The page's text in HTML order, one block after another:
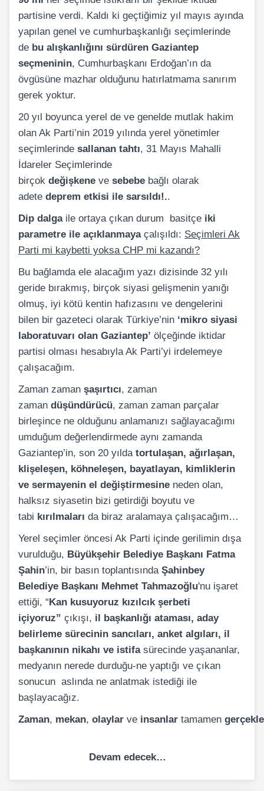
partisine verdi. Kaldı ki geçtiğimiz yıl mayıs ayında
yapılan genel ve cumhurbaşkanlığı seçimlerinde
de bu alışkanlığını sürdüren Gaziantep
seçmeninin, Cumhurbaşkanı Erdoğan’ın da
övgüsüne mazhar olduğunu hatırlatmama sanırım
gerek yoktur.
20 yıl boyunca yerel de ve genelde mutlak hakim
olan Ak Parti’nin 2019 yılında yerel yönetimler
seçimlerinde sallanan tahtı, 31 Mayıs Mahalli
İdareler Seçimlerinde
birçok değişkene ve sebebe bağlı olarak
adete deprem etkisi ile sarsıldı!..
Dip dalgaile ortaya çıkan durum basitçe iki
parametre ile açıklanmayaçalışıldı: Seçimleri Ak
Parti mi kaybetti yoksa CHP mi kazandı?
Bu bağlamda ele alacağım yazı dizisinde 32 yılı
geride bırakmış, birçok siyasi gelişmenin yanığı
olmuş, iyi kötü kentin hafızasını ve dengelerini
bilen bir gazeteci olarak Türkiye’nin ‘mikro siyasi
laboratuvarı olan Gaziantep’ ölçeğinde iktidar
partisi olması hesabıyla Ak Parti’yi irdelemeye
çalışacağım.
Zaman zaman şaşırtıcı, zaman
zaman düşündürücü, zaman zaman parçalar
birleşince ne olduğunu anlamanızı sağlayacağımı
umduğum değerlendirmede aynı zamanda
Gaziantep’in, son 20 yılda tortulaşan, ağırlaşan,
klişeleşen, köhneleşen, bayatlayan, kimliklerin
ve sermayenin el değiştirmesine neden olan,
halksız siyasetin bizi getirdiği boyutu ve
tabi kırılmaları da biraz aralamaya çalışacağım…
Yerel seçimler öncesi Ak Parti içinde gerilimin dışa
vurulduğu, Büyükşehir Belediye Başkanı Fatma
Şahin’in, bir basın toplantısındaŞahinbey
Belediye Başkanı Mehmet Tahmazoğlu'nu işaret
ettiği, “Kan kusuyoruz kızılcık şerbeti
içiyoruz” çıkışı, il başkanlığı ataması, aday
belirleme sürecinin sancıları, anket algıları, il
başkanının nikahı ve istifasürecinde yaşananlar,
medyanın nerede durduğu-ne yaptığı ve çıkan
sonucun aslında ne anlatmak istediği ile
başlayacağız.
Zaman, mekan, olaylar ve insanlar tamamen
Devam edecek…